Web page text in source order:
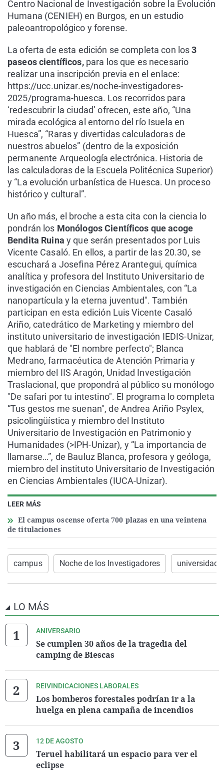
LEER MÁS
El campus oscense oferta 700 plazas en una veintena
de titulaciones
Centro Nacional de Investigación sobre la Evolución
Humana (CENIEH) en Burgos, en un estudio
paleoantropológico y forense.
La oferta de esta edición se completa con los3
paseos científicos, para los que es necesario
realizar una inscripción previa en el enlace:
https://ucc.unizar.es/noche-investigadores-
2025/programa-huesca. Los recorridos para
‘redescubrir la ciudad’ ofrecen, este año, “Una
mirada ecológica al entorno del río Isuela en
Huesca”, “Raras y divertidas calculadoras de
nuestros abuelos” (dentro de la exposición
permanente Arqueología electrónica. Historia de
las calculadoras de la Escuela Politécnica Superior)
y “La evolución urbanística de Huesca. Un proceso
histórico y cultural”.
Un año más, el broche a esta cita con la ciencia lo
pondrán los Monólogos Científicos que acoge
Bendita Ruina y que serán presentados por Luis
Vicente Casaló. En ellos, a partir de las 20.30, se
escuchará a Josefina Pérez Arantegui, química
analítica y profesora del Instituto Universitario de
investigación en Ciencias Ambientales, con “La
nanopartícula y la eterna juventud". También
participan en esta edición Luis Vicente Casaló
Ariño, catedrático de Marketing y miembro del
instituto universitario de investigación IEDIS-Unizar,
que hablará de "El nombre perfecto"; Blanca
Medrano, farmacéutica de Atención Primaria y
miembro del IIS Aragón, Unidad Investigación
Traslacional, que propondrá al público su monólogo
"De safari por tu intestino". El programa lo completa
“Tus gestos me suenan", de Andrea Ariño Psylex,
psicolingüística y miembro del Instituto
Universitario de Investigación en Patrimonio y
Humanidades (>IPH-Unizar), y “La importancia de
llamarse…”, de Bauluz Blanca, profesora y geóloga,
miembro del instituto Universitario de Investigación
en Ciencias Ambientales (IUCA-Unizar).
campus Noche de los Investigadores universidad
LO MÁS
ANIVERSARIO
Se cumplen 30 años de la tragedia del
camping de Biescas
REIVINDICACIONES LABORALES
Los bomberos forestales podrían ir a la
huelga en plena campaña de incendios
12 DE AGOSTO
Teruel habilitará un espacio para ver el
eclipse